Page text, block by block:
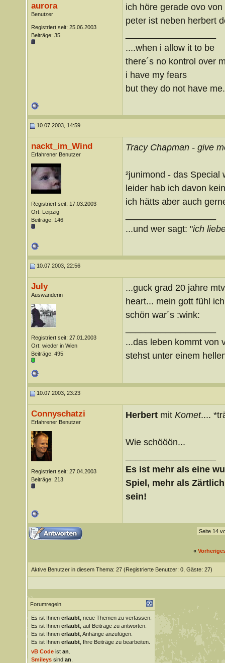
aurora
Benutzer
Registriert seit: 25.06.2003
Beiträge: 35
ich höre gerade ovo
peter ist neben herbert
....when i allow it to be
there´s no kontrol over
i have my fears
but they do not have
10.07.2003, 14:59
nackt_im_Wind
Erfahrener Benutzer
Registriert seit: 17.03.2003
Ort: Leipzig
Beiträge: 146
Tracy Chapman - give
²junimond - das
leider hab ich davon
ich hätts aber auch
...und wer sagt: "ich
10.07.2003, 22:56
July
Auswanderin
Registriert seit: 27.01.2003
Ort: wieder in Wien
Beiträge: 495
...guck grad 20 jahre
heart... mein gott fühl
schön war´s :wink:
...das leben kommt von
stehst unter einem
10.07.2003, 23:23
Connyschatzi
Erfahrener Benutzer
Registriert seit: 27.04.2003
Beiträge: 213
Herbertmit Komet....
Wie schööön...
Es ist mehr als eine
Spiel, mehr als
sein!
Seite 14
«
Aktive Benutzer in diesem Thema: 27 (Registrierte Benutzer: 0, Gäste: 27)
Forumregeln
Es ist Ihnen erlaubt, neue Themen zu verfassen.
Es ist Ihnen erlaubt, auf Beiträge zu antworten.
Es ist Ihnen erlaubt, Anhänge anzufügen.
Es ist Ihnen erlaubt, Ihre Beiträge zu bearbeiten.
vB Codeist an
Smileyssind an